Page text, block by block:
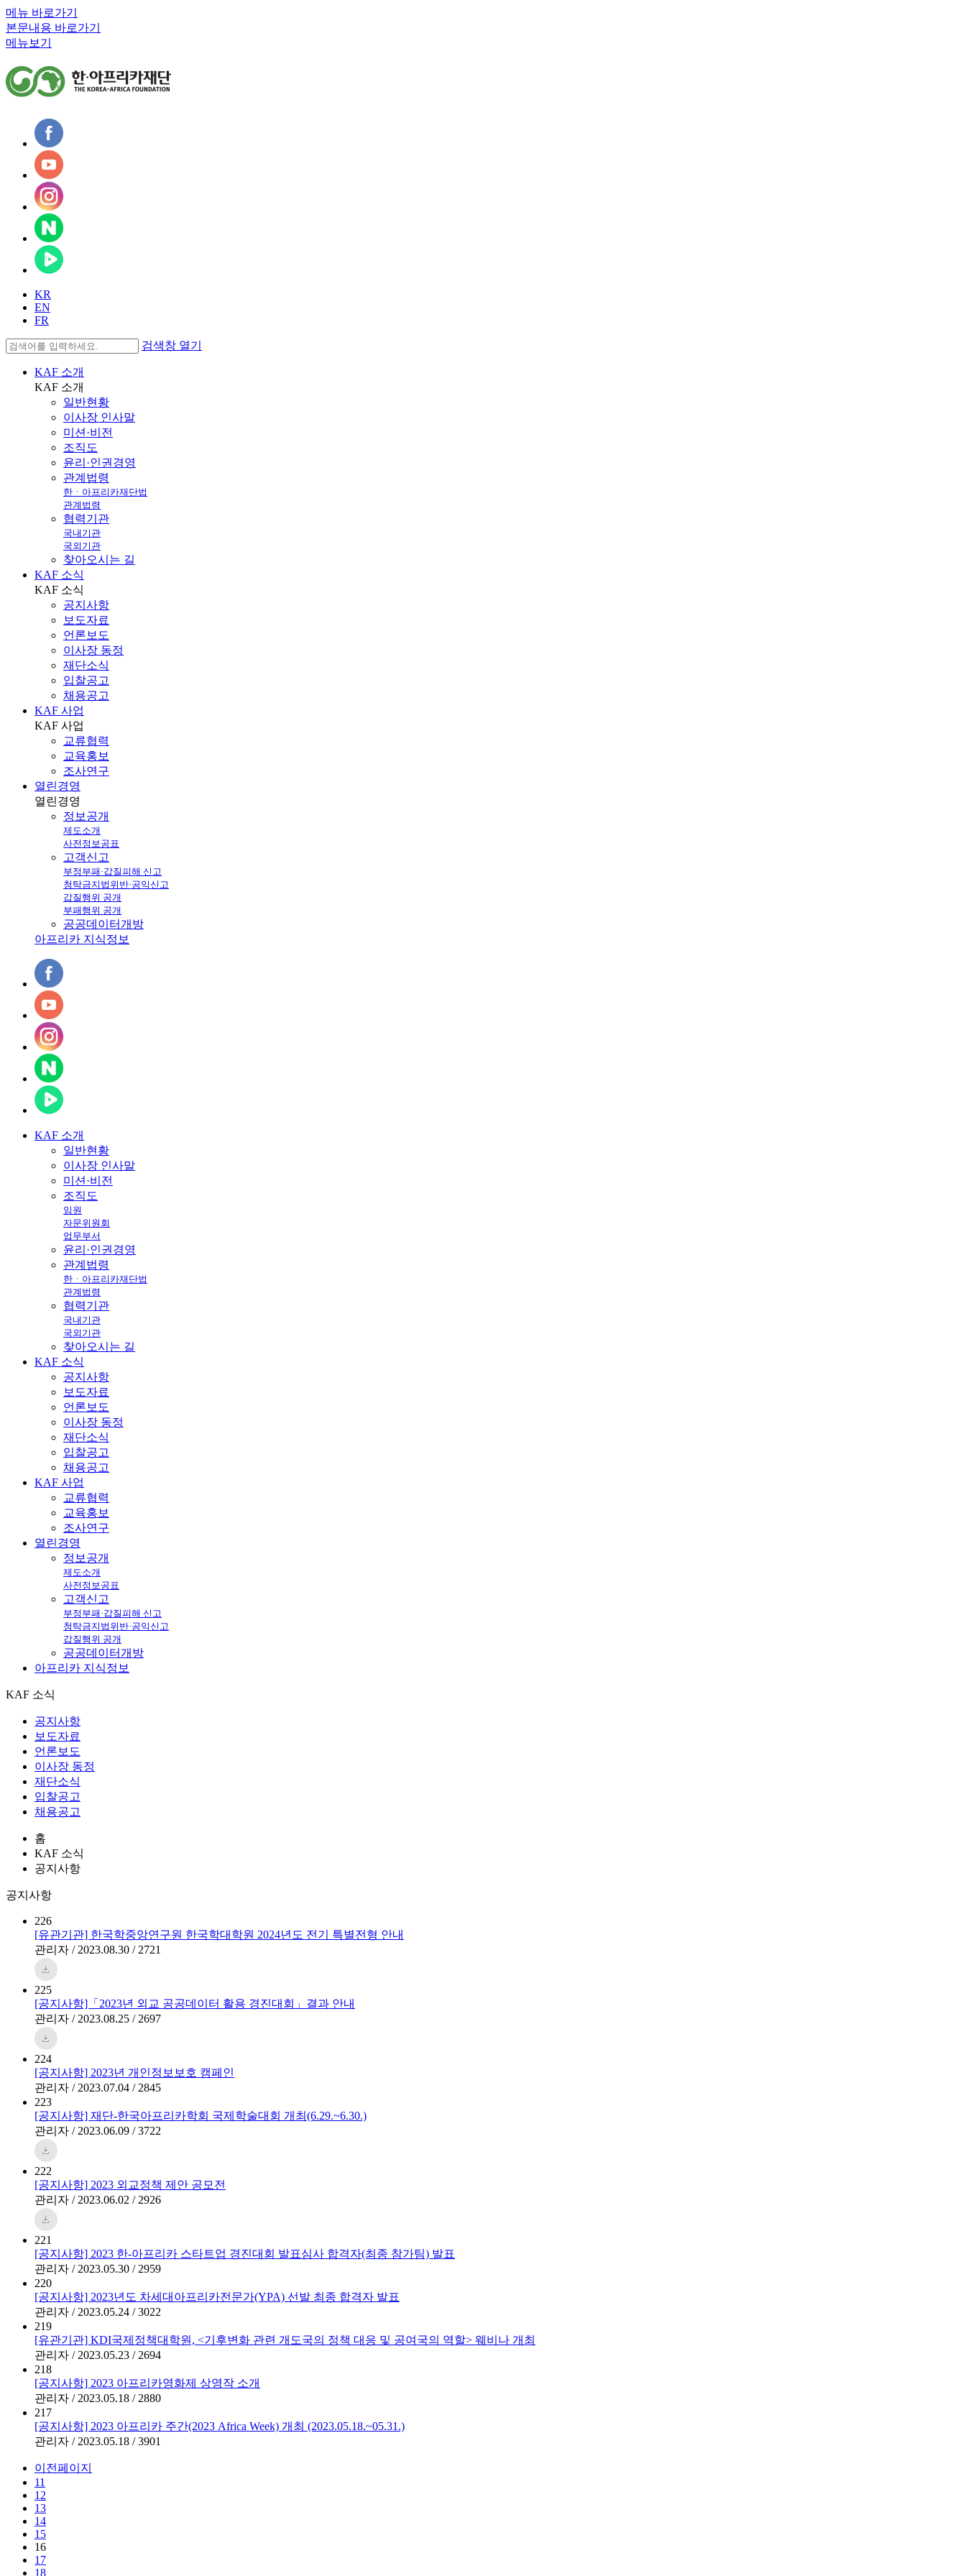
메뉴 바로가기
본문내용 바로가기
메뉴보기
KR
EN
FR
검색창 열기
KAF 소개
KAF 소개
일반현황
이사장 인사말
미션·비전
조직도
윤리·인권경영
관계법령
한ㆍ아프리카재단법
관계법령
협력기관
국내기관
국외기관
찾아오시는 길
KAF 소식
KAF 소식
공지사항
보도자료
언론보도
이사장 동정
재단소식
입찰공고
채용공고
KAF 사업
KAF 사업
교류협력
교육홍보
조사연구
열린경영
열린경영
정보공개
제도소개
사전정보공표
고객신고
부정부패·갑질피해 신고
청탁금지법위반·공익신고
갑질행위 공개
부패행위 공개
공공데이터개방
아프리카 지식정보
KAF 소개
일반현황
이사장 인사말
미션·비전
조직도
임원
자문위원회
업무부서
윤리·인권경영
관계법령
한ㆍ아프리카재단법
관계법령
협력기관
국내기관
국외기관
찾아오시는 길
KAF 소식
공지사항
보도자료
언론보도
이사장 동정
재단소식
입찰공고
채용공고
KAF 사업
교류협력
교육홍보
조사연구
열린경영
정보공개
제도소개
사전정보공표
고객신고
부정부패·갑질피해 신고
청탁금지법위반·공익신고
갑질행위 공개
공공데이터개방
아프리카 지식정보
KAF 소식
공지사항
보도자료
언론보도
이사장 동정
재단소식
입찰공고
채용공고
홈
KAF 소식
공지사항
공지사항
226
[유관기관] 한국학중앙연구원 한국학대학원 2024년도 전기 특별전형 안내
관리자 / 2023.08.30 / 2721
225
[공지사항]「2023년 외교 공공데이터 활용 경진대회」결과 안내
관리자 / 2023.08.25 / 2697
224
[공지사항] 2023년 개인정보보호 캠페인
관리자 / 2023.07.04 / 2845
223
[공지사항] 재단-한국아프리카학회 국제학술대회 개최(6.29.~6.30.)
관리자 / 2023.06.09 / 3722
222
[공지사항] 2023 외교정책 제안 공모전
관리자 / 2023.06.02 / 2926
221
[공지사항] 2023 한-아프리카 스타트업 경진대회 발표심사 합격자(최종 참가팀) 발표
관리자 / 2023.05.30 / 2959
220
[공지사항] 2023년도 차세대아프리카전문가(YPA) 선발 최종 합격자 발표
관리자 / 2023.05.24 / 3022
219
[유관기관] KDI국제정책대학원, <기후변화 관련 개도국의 정책 대응 및 공여국의 역할> 웨비나 개최
관리자 / 2023.05.23 / 2694
218
[공지사항] 2023 아프리카영화제 상영작 소개
관리자 / 2023.05.18 / 2880
217
[공지사항] 2023 아프리카 주간(2023 Africa Week) 개최 (2023.05.18.~05.31.)
관리자 / 2023.05.18 / 3901
이전페이지
11
12
13
14
15
16
17
18